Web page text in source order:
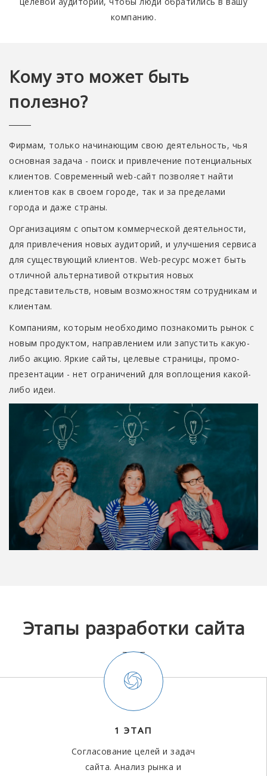
компанию.
Кому это может быть
полезно?
Фирмам, только начинающим свою деятельность, чья
основная задача - поиск и привлечение потенциальных
клиентов. Современный web-сайт позволяет найти
клиентов как в своем городе, так и за пределами
города и даже страны.
Организациям с опытом коммерческой деятельности,
для привлечения новых аудиторий, и улучшения сервиса
для существующий клиентов. Web-ресурс может быть
отличной альтернативой открытия новых
представительств, новым возможностям сотрудникам и
клиентам.
Компаниям, которым необходимо познакомить рынок с
новым продуктом, направлением или запустить какую-
либо акцию. Яркие сайты, целевые страницы, промо-
презентации - нет ограничений для воплощения какой-
либо идеи.
Этапы разработки сайта
1 ЭТАП
Согласование целей и задач
сайта. Анализ рынка и